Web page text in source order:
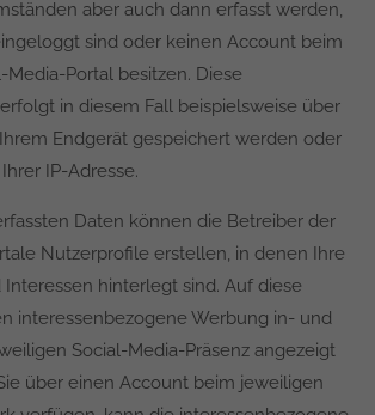
aber auch dann erfasst werden,
sind oder keinen Account beim
Media-Portal besitzen. Diese
in diesem Fall beispielsweise über
Endgerät gespeichert werden oder
IP-Adresse.
Daten können die Betreiber der
Nutzerprofile erstellen, in denen Ihre
Interessen hinterlegt sind. Auf diese
interessenbezogene Werbung in- und
Social-Media-Präsenz angezeigt
über einen Account beim jeweiligen